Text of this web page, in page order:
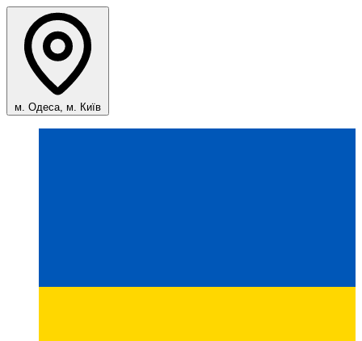
м. Одеса, м. Київ